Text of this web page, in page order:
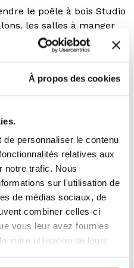
À propos des cookies
personnaliser le contenu
relatives aux
notre trafic. Nous
sur l'utilisation de
de médias sociaux, de
combiner celles-ci
vous leur avez fournies
votre utilisation de leurs
le poêle à bois Studio
les salles à manger
Il faut pouvoir
!
de finition
leur poêle à
La plaque de verre noir
un aspect brillant et
carré permet de
offrant un aspect
plus, un conduit émaillé
pour compléter le style
encore plus